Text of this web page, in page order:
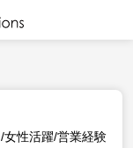
女性活躍/営業経験